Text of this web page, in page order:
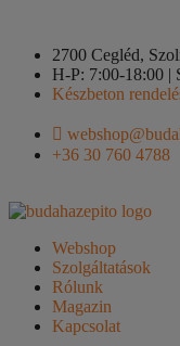
2700 Cegléd,
H-P: 7:00-18:00 |
Készbeton
+36 30 760 4788
Webshop
Szolgáltatások
Rólunk
Magazin
Kapcsolat